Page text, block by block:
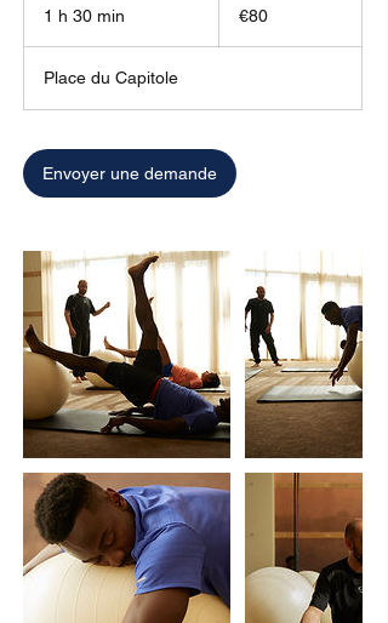
1 h 30 min
m
i
€80
Place du Capitole
Envoyer une demande